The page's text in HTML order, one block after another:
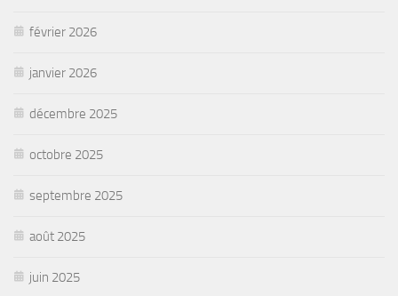
février 2026
janvier 2026
décembre 2025
octobre 2025
septembre 2025
août 2025
juin 2025